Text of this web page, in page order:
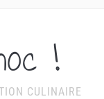
!
CULINAIRE